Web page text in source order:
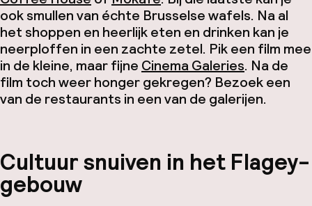
ook smullen van échte Brusselse wafels. Na al
het shoppen en heerlijk eten en drinken kan je
neerploffen in een zachte zetel. Pik een film mee
in de kleine, maar fijne Cinema Galeries. Na de
film toch weer honger gekregen? Bezoek een
van de restaurants in een van de galerijen.
Cultuur snuiven in het Flagey-
gebouw